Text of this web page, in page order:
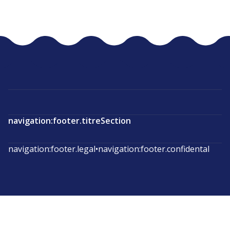
navigation:footer.titreSection
navigation:footer.legal•navigation:footer.confidental